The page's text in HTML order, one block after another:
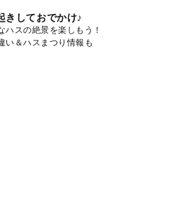
きしておでかけ♪
ハスの絶景を楽しもう！
い＆ハスまつり情報も